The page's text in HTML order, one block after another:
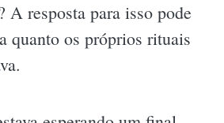
A resposta para isso pode
quanto os próprios rituais